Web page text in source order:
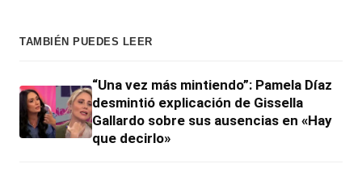
TAMBIÉN PUEDES LEER
“Una vez más mintiendo”: Pamela Díaz
desmintió explicación de Gissella
Gallardo sobre sus ausencias en «Hay
que decirlo»